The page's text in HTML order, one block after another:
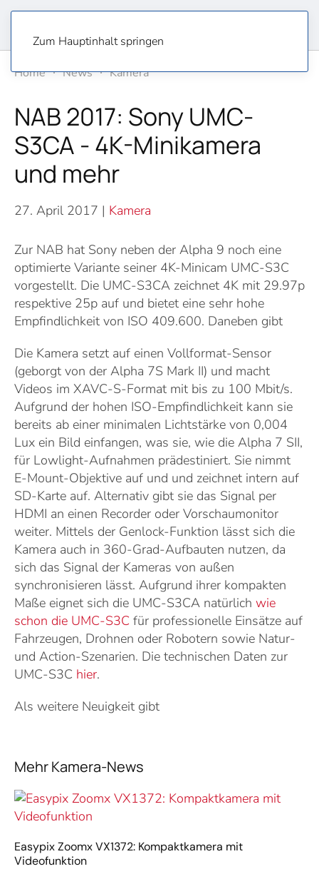
Zum Hauptinhalt springen
Home
News Kamera
NAB 2017: Sony UMC-
S3CA - 4K-Minikamera
und mehr
27. April 2017 | Kamera
Zur NAB hat Sony neben der Alpha 9 noch eine
optimierte Variante seiner 4K-Minicam UMC-S3C
vorgestellt. Die UMC-S3CA zeichnet 4K mit 29.97p
respektive 25p auf und bietet eine sehr hohe
Empfindlichkeit von ISO 409.600. Daneben gibt
Die Kamera setzt auf einen Vollformat-Sensor
(geborgt von der Alpha 7S Mark II) und macht
Videos im XAVC-S-Format mit bis zu 100 Mbit/s.
Aufgrund der hohen ISO-Empfindlichkeit kann sie
bereits ab einer minimalen Lichtstärke von 0,004
Lux ein Bild einfangen, was sie, wie die Alpha 7 SII,
für Lowlight-Aufnahmen prädestiniert. Sie nimmt
E-Mount-Objektive auf und und zeichnet intern auf
SD-Karte auf. Alternativ gibt sie das Signal per
HDMI an einen Recorder oder Vorschaumonitor
weiter. Mittels der Genlock-Funktion lässt sich die
Kamera auch in 360-Grad-Aufbauten nutzen, da
sich das Signal der Kameras von außen
synchronisieren lässt. Aufgrund ihrer kompakten
Maße eignet sich die UMC-S3CA natürlich wie
schon die UMC-S3C für professionelle Einsätze auf
Fahrzeugen, Drohnen oder Robotern sowie Natur-
und Action-Szenarien. Die technischen Daten zur
UMC-S3C hier.
Als weitere Neuigkeit gibt
Mehr Kamera-News
Easypix Zoomx VX1372: Kompaktkamera mit
Videofunktion